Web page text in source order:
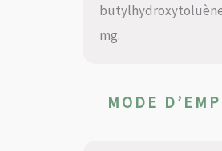
butylhydroxytoluène
mg.
MODE